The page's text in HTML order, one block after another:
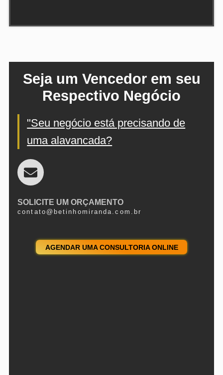
Seja um Vencedor em seu
Respectivo Negócio
"Seu negócio está precisando de
uma alavancada?
SOLICITE UM ORÇAMENTO
contato@betinhomiranda.com.br
AGENDAR UMA CONSULTORIA ONLINE